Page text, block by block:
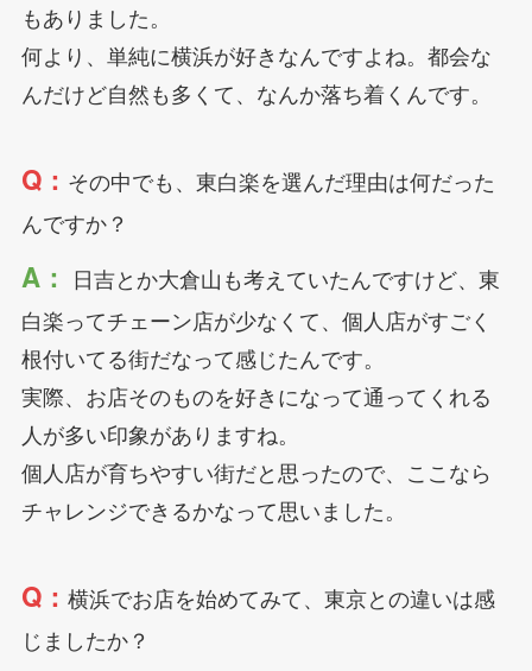
もありました。
何より、単純に横浜が好きなんですよね。都会な
んだけど自然も多くて、なんか落ち着くんです。
Q： その中でも、東白楽を選んだ理由は何だった
んですか？
A：
日吉とか大倉山も考えていたんですけど、東
白楽ってチェーン店が少なくて、個人店がすごく
根付いてる街だなって感じたんです。
実際、お店そのものを好きになって通ってくれる
人が多い印象がありますね。
個人店が育ちやすい街だと思ったので、ここなら
チャレンジできるかなって思いました。
Q： 横浜でお店を始めてみて、東京との違いは感
じましたか？